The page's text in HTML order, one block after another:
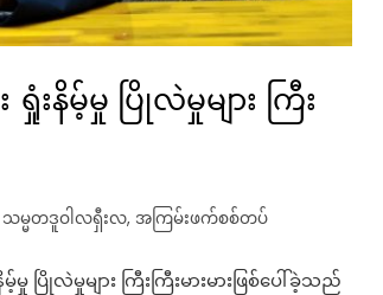
နိမ့်မှု ပြိုလဲမှုများ ကြီး
သမ္မတဒူဝါလရှီးလ, အကြမ်းဖက်စစ်တပ်
ြိုလဲမှုများ ကြီးကြီးမားမားဖြစ်ပေါ်ခဲ့သည်